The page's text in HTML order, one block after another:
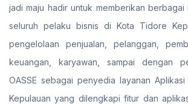
jadi maju hadir untuk memberikan berbagai
seluruh pelaku bisnis di Kota Tidore
pengelolaan penjualan, pelanggan,
keuangan, karyawan, sampai dengan
OASSE sebagai penyedia layanan
Kepulauan yang dilengkapi fitur dan